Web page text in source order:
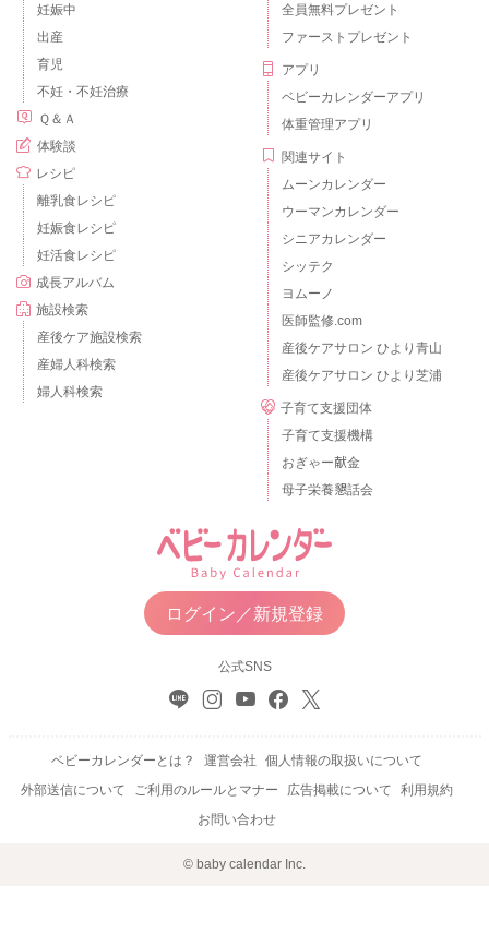
妊娠中
出産
育児
不妊・不妊治療
Ｑ＆Ａ
体験談
レシピ
離乳食レシピ
妊娠食レシピ
妊活食レシピ
成長アルバム
施設検索
産後ケア施設検索
産婦人科検索
婦人科検索
全員無料プレゼント
ファーストプレゼント
アプリ
ベビーカレンダーアプリ
体重管理アプリ
関連サイト
ムーンカレンダー
ウーマンカレンダー
シニアカレンダー
シッテク
ヨムーノ
医師監修.com
産後ケアサロン ひより青山
産後ケアサロン ひより芝浦
子育て支援団体
子育て支援機構
おぎゃー献金
母子栄養懇話会
ログイン／新規登録
公式SNS
ベビーカレンダーとは？ 運営会社
個人情報の取扱いについて
外部送信について
ご利用のルールとマナー 広告掲載について
利用規約
お問い合わせ
© baby calendar Inc.